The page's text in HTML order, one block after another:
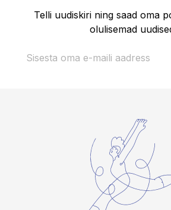
Telli uudiskiri ning saad oma
olulisemad